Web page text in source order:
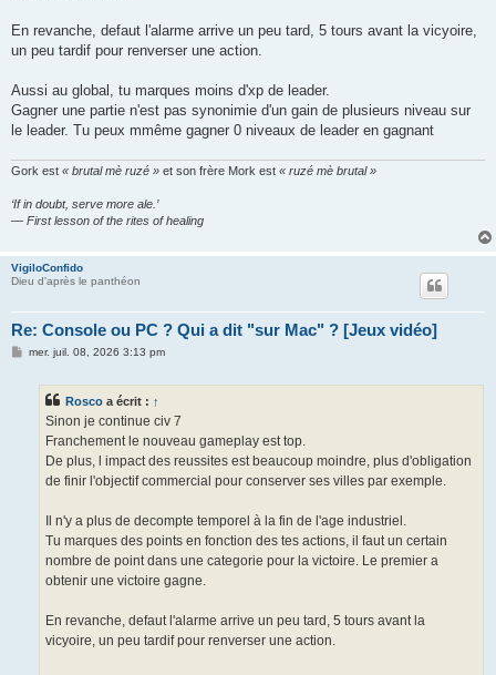
En revanche, defaut l'alarme arrive un peu tard, 5 tours avant la vicyoire,
un peu tardif pour renverser une action.
Aussi au global, tu marques moins d'xp de leader.
Gagner une partie n'est pas synonimie d'un gain de plusieurs niveau sur
le leader. Tu peux mmême gagner 0 niveaux de leader en gagnant
Gork est « brutal mè ruzé » et son frère Mork est « ruzé mè brutal »
‘If in doubt, serve more ale.’
— First lesson of the rites of healing
VigiloConfido
Dieu d'après le panthéon
Re: Console ou PC ? Qui a dit "sur Mac" ? [Jeux vidéo]
Mmer. juil. 08, 2026 3:13 pm
Rosco a écrit : ↑
Sinon je continue civ 7
Franchement le nouveau gameplay est top.
De plus, l impact des reussites est beaucoup moindre, plus d'obligation
de finir l'objectif commercial pour conserver ses villes par exemple.
Il n'y a plus de decompte temporel à la fin de l'age industriel.
Tu marques des points en fonction des tes actions, il faut un certain
nombre de point dans une categorie pour la victoire. Le premier a
obtenir une victoire gagne.
En revanche, defaut l'alarme arrive un peu tard, 5 tours avant la
vicyoire, un peu tardif pour renverser une action.